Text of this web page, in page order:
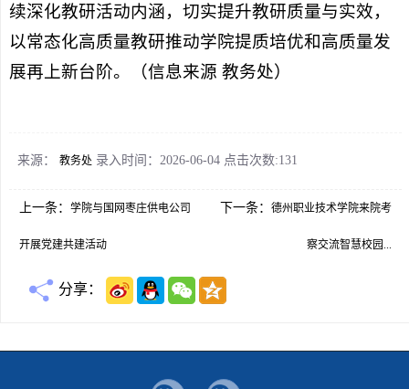
续深化教研活动内涵，切实提升教研质量与实效，
以常态化高质量教研推动学院提质培优和高质量发
展再上新台阶。（信息来源 教务处）
来源： 教务处 录入时间：2026-06-04 点击次数:131
上一条： 学院与国网枣庄供电公司
开展党建共建活动
下一条：德州职业技术学院来院考
察交流智慧校园...
分享：